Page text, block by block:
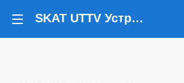
SKAT UTTV Устройство тестирования, тренировки, восстановления и заряда АКБ до 120Ач